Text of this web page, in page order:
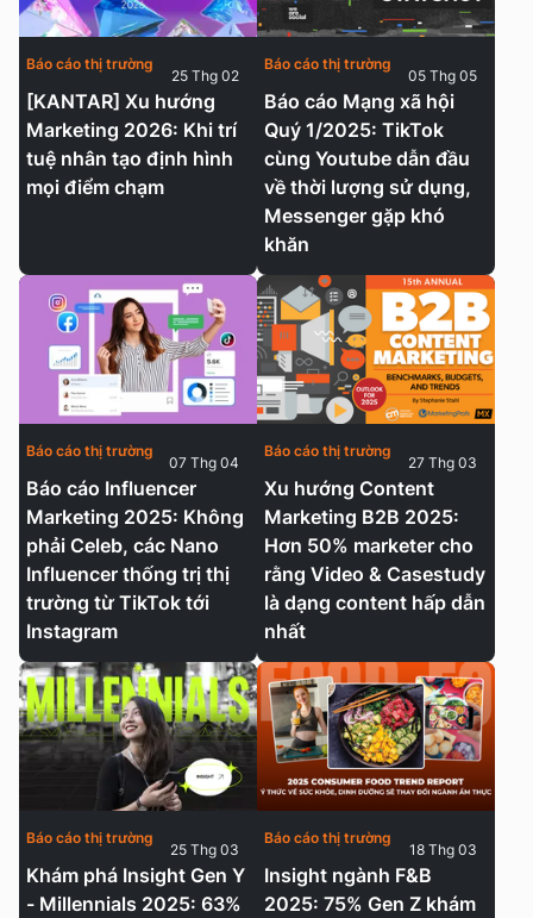
[KANTAR] Xu hướng
Marketing 2026: Khi trí
tuệ nhân tạo định hình
mọi điểm chạm
Báo cáo thị trường
25 Thg 02
Báo cáo Mạng xã hội
Quý 1/2025: TikTok
cùng Youtube dẫn đầu
về thời lượng sử dụng,
Messenger gặp khó
khăn
Báo cáo thị trường
05 Thg 05
Báo cáo Influencer
Marketing 2025: Không
phải Celeb, các Nano
Influencer thống trị thị
trường từ TikTok tới
Instagram
Báo cáo thị trường
07 Thg 04
Xu hướng Content
Marketing B2B 2025:
Hơn 50% marketer cho
rằng Video & Casestudy
là dạng content hấp dẫn
nhất
Báo cáo thị trường
27 Thg 03
Khám phá Insight Gen Y
- Millennials 2025: 63%
Báo cáo thị trường
25 Thg 03
Insight ngành F&B
2025: 75% Gen Z khám
Báo cáo thị trường
18 Thg 03